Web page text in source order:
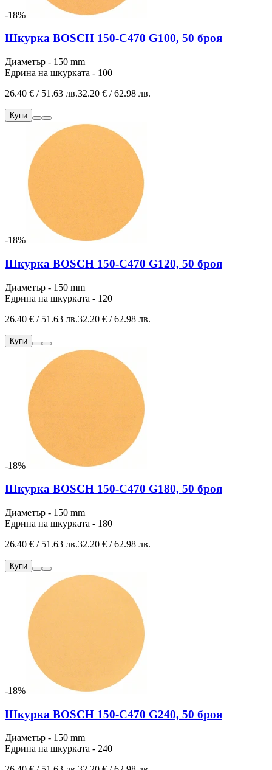
-18%
Шкурка BOSCH 150-C470 G100, 50 броя
Диаметър - 150 mm
Едрина на шкурката - 100
26.40 € / 51.63 лв.32.20 € / 62.98 лв.
Купи
-18%
Шкурка BOSCH 150-C470 G120, 50 броя
Диаметър - 150 mm
Едрина на шкурката - 120
26.40 € / 51.63 лв.32.20 € / 62.98 лв.
Купи
-18%
Шкурка BOSCH 150-C470 G180, 50 броя
Диаметър - 150 mm
Едрина на шкурката - 180
26.40 € / 51.63 лв.32.20 € / 62.98 лв.
Купи
-18%
Шкурка BOSCH 150-C470 G240, 50 броя
Диаметър - 150 mm
Едрина на шкурката - 240